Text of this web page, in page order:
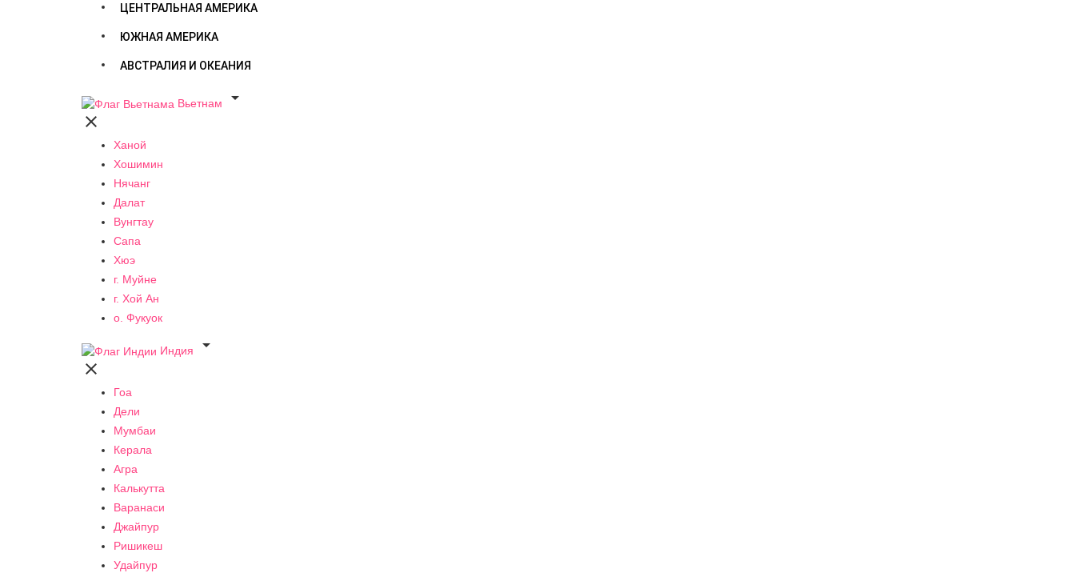
ЦЕНТРАЛЬНАЯ АМЕРИКА
ЮЖНАЯ АМЕРИКА
АВСТРАЛИЯ И ОКЕАНИЯ
Вьетнам


Ханой
Хошимин
Нячанг
Далат
Вунгтау
Сапа
Хюэ
г. Муйне
г. Хой Ан
о. Фукуок
Индия


Гоа
Дели
Мумбаи
Керала
Агра
Калькутта
Варанаси
Джайпур
Ришикеш
Удайпур